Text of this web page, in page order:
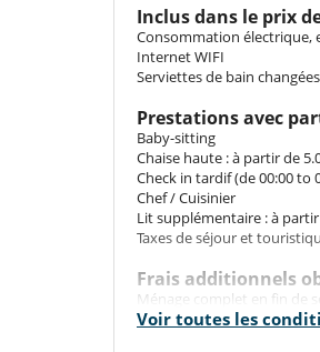
Chambre, Rez-de-
Les intérieurs
Premier étage
Grand salon avec vue
Télévision satellite
Cuisine ouverte avec bar
Étage inférieur
Salle à manger pour 10
Salle de cinéma avec son
Salle de bain invités avec
Les extérieurs
Inclus dans le prix
Consommation électrique,
Internet WIFI
Serviettes de bain
Prestations avec
Baby-sitting
Chaise haute : à partir de
Check in tardif (de 00:00 to
Chef / Cuisinier
Lit supplémentaire : à
Taxes de séjour et
Frais additionnels
Ménage complet en fin de
EUR Par Séjour
Voir toutes les